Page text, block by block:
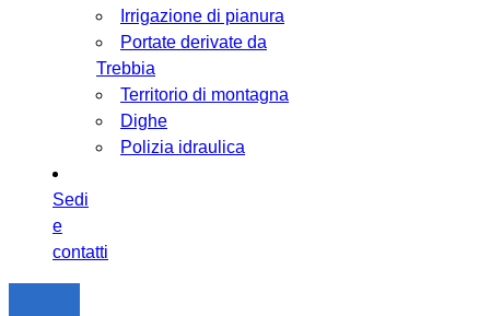
Irrigazione di pianura
Portate derivate da
Trebbia
Territorio di montagna
Dighe
Polizia idraulica
Sedi
e
contatti